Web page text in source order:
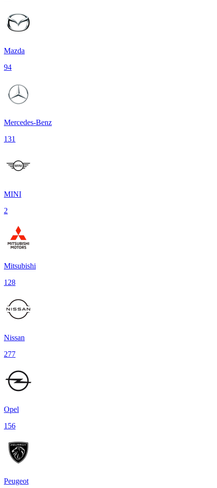
Mazda
94
Mercedes-Benz
131
MINI
2
Mitsubishi
128
Nissan
277
Opel
156
Peugeot